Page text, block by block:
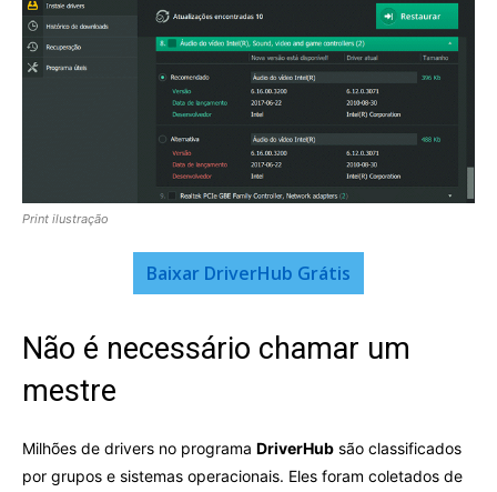
Print ilustração
Baixar DriverHub Grátis
Não é necessário chamar um
mestre
Milhões de drivers no programa DriverHub são classificados
por grupos e sistemas operacionais. Eles foram coletados de